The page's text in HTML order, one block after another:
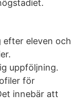
efter eleven och
uppföljning.
för
innebär att